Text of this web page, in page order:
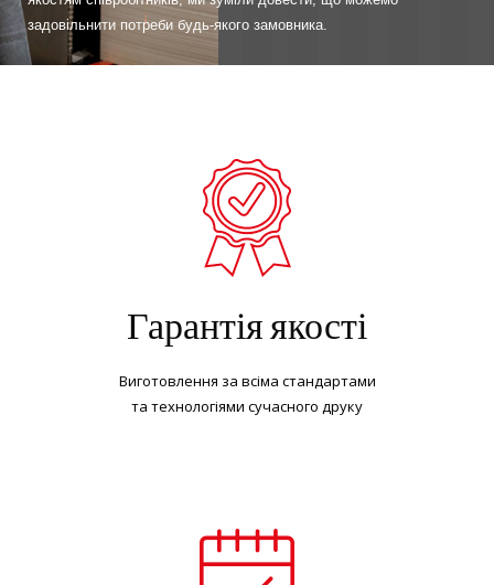
задовільнити потреби будь-якого замовника.
Гарантія якості
Виготовлення за всіма стандартами
та технологіями сучасного друку